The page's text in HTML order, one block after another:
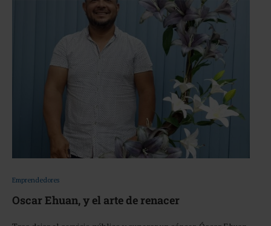
Emprendedores
Oscar Ehuan, y el arte de renacer